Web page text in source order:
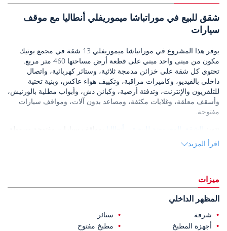
شقق للبيع في موراتباشا ميموريفلي أنطاليا مع موقف
سيارات
يوفر هذا المشروع في موراتباشا ميموريفلي 13 شقة في مجمع بوتيك
مكون من مبنى واحد مبني على قطعة أرض مساحتها 460 متر مربع.
تحتوي كل شقة على خزائن مدمجة ثلاثية، وستائر كهربائية، واتصال
داخلي بالفيديو، وكاميرات مراقبة، وتكييف هواء عاكس، وبنية تحتية
للتلفزيون والإنترنت، وتدفئة أرضية، وكبائن دش، وأبواب مطلية بالورنيش،
وأسقف معلقة، وغلايات مكثفة، ومصاعد بدون آلات، ومواقف سيارات
مفتوحة.
الوصول إليها، وهي مصممة لتوفير حياة حضرية مريحة.
وهذا يجعل وسائل النقل العام واستخدام المركبات الخاصة سهلة الوصول.
شهدت المنطقة تحولًا حضريًا سريعًا، مما أدى إلى ظهور مشاريع سكنية
حديثة في الحي.
اقرأ المزيد
ميزات
المظهر الداخلي
شرفة
ستائر
أجهزة المطبخ
مطبخ مفتوح